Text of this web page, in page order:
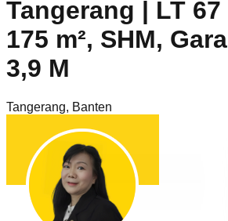
Tangerang | LT 67
175 m², SHM,
3,9 M
Tangerang, Banten